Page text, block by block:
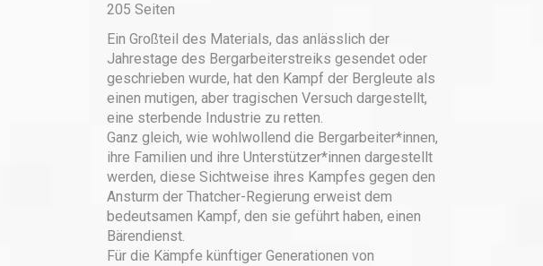
205 Seiten
Ein Großteil des Materials, das anlässlich der
Jahrestage des Bergarbeiterstreiks gesendet oder
geschrieben wurde, hat den Kampf der Bergleute als
einen mutigen, aber tragischen Versuch dargestellt,
eine sterbende Industrie zu retten.
Ganz gleich, wie wohlwollend die Bergarbeiter*innen,
ihre Familien und ihre Unterstützer*innen dargestellt
werden, diese Sichtweise ihres Kampfes gegen den
Ansturm der Thatcher-Regierung erweist dem
bedeutsamen Kampf, den sie geführt haben, einen
Bärendienst.
Für die Kämpfe künftiger Generationen von